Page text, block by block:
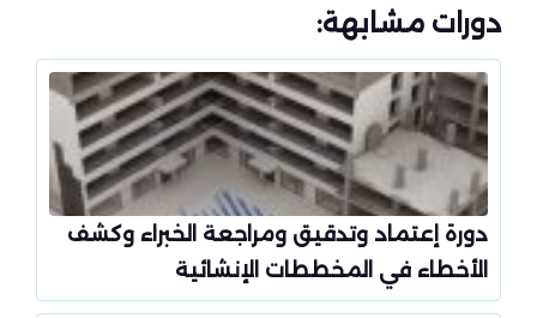
دورات مشابهة:
دورة إعتماد وتدقيق ومراجعة الخبراء وكشف
الأخطاء في المخططات الإنشائية